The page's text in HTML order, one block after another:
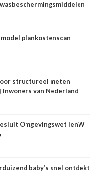
plankostenscan
structureel meten
van Nederland
Omgevingswet IenW
baby’s snel ontdekt